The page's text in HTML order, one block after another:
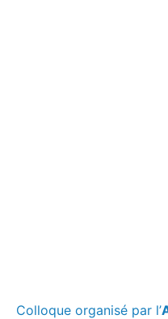
Colloque organisé par l’